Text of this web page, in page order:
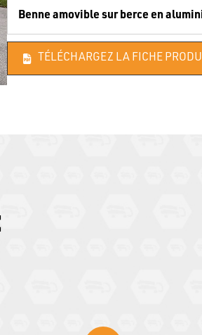
Benne amovible sur berce en
TÉLÉCHARGEZ LA FICHE